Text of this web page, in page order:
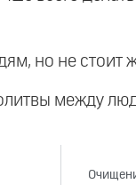
но не стоит
между